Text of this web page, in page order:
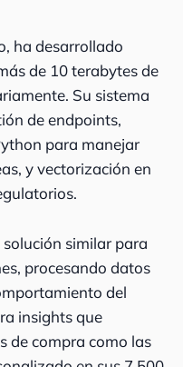
ha desarrollado
de 10 terabytes de
Su sistema
de endpoints,
para manejar
y vectorización en
similar para
procesando datos
del
insights que
de compra como las